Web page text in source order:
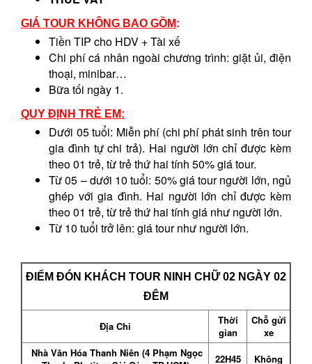
GIÁ TOUR KHÔNG BAO GỒM:
Tiền TIP cho HDV + Tài xế
Chi phí cá nhân ngoài chương trình: giặt ủi, điện
thoại, minibar…
Bữa tối ngày 1.
QUY ĐỊNH TRẺ EM:
Dưới 05 tuổi: Miễn phí (chi phí phát sinh trên tour
gia đình tự chi trả). Hai người lớn chỉ được kèm
theo 01 trẻ, từ trẻ thứ hai tính 50% giá tour.
Từ 05 – dưới 10 tuổi: 50% giá tour người lớn, ngủ
ghép với gia đình. Hai người lớn chỉ được kèm
theo 01 trẻ, từ trẻ thứ hai tính giá như người lớn.
Từ 10 tuổi trở lên: giá tour như người lớn.
ĐIỂM ĐÓN KHÁCH TOUR NINH CHỮ 02 NGÀY 02
ĐÊM
Địa Chỉ
Thời
gian
Chỗ gửi
xe
Nhà Văn Hóa Thanh Niên (4 Phạm Ngọc
22H45
Không